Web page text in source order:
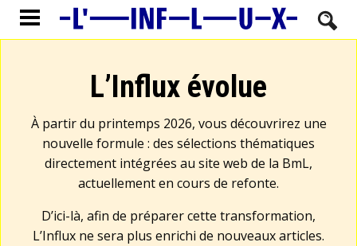
L’Influx évolue
À partir du printemps 2026, vous découvrirez une
nouvelle formule : des sélections thématiques
directement intégrées au site web de la BmL,
actuellement en cours de refonte.
D’ici-là, afin de préparer cette transformation,
L’Influx ne sera plus enrichi de nouveaux articles.